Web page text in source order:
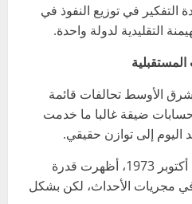
التفكير في توزيع النفوذ في
التقليدية لدولة واحدة.
الأوسط تحالفات قائمة
ضيقة غالبا ما خدمت
اليوم إلى توازن حقيقي.
التجارب السابقة، مثل حرب أكتوبر 1973، أظهرت قدرة
في مجريات الأحداث، لكن بشكل